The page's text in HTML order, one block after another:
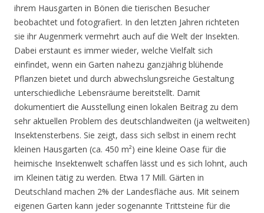
ihrem Hausgarten in Bönen die tierischen Besucher
beobachtet und fotografiert. In den letzten Jahren richteten
sie ihr Augenmerk vermehrt auch auf die Welt der Insekten.
Dabei erstaunt es immer wieder, welche Vielfalt sich
einfindet, wenn ein Garten nahezu ganzjährig blühende
Pflanzen bietet und durch abwechslungsreiche Gestaltung
unterschiedliche Lebensräume bereitstellt. Damit
dokumentiert die Ausstellung einen lokalen Beitrag zu dem
sehr aktuellen Problem des deutschlandweiten (ja weltweiten)
Insektensterbens. Sie zeigt, dass sich selbst in einem recht
kleinen Hausgarten (ca. 450 m²) eine kleine Oase für die
heimische Insektenwelt schaffen lässt und es sich lohnt, auch
im Kleinen tätig zu werden. Etwa 17 Mill. Gärten in
Deutschland machen 2% der Landesfläche aus. Mit seinem
eigenen Garten kann jeder sogenannte Trittsteine für die